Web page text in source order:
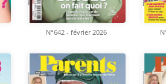
N°642 - février 2026